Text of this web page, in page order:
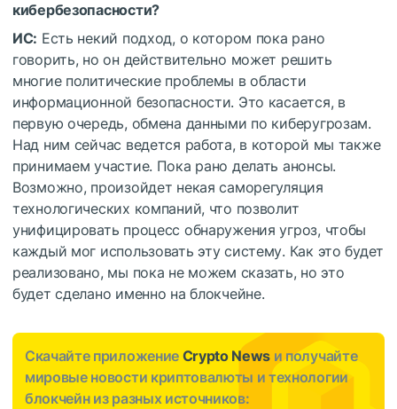
кибербезопасности?
ИС: Есть некий подход, о котором пока рано
говорить, но он действительно может решить
многие политические проблемы в области
информационной безопасности. Это касается, в
первую очередь, обмена данными по киберугрозам.
Над ним сейчас ведется работа, в которой мы также
принимаем участие. Пока рано делать анонсы.
Возможно, произойдет некая саморегуляция
технологических компаний, что позволит
унифицировать процесс обнаружения угроз, чтобы
каждый мог использовать эту систему. Как это будет
реализовано, мы пока не можем сказать, но это
будет сделано именно на блокчейне.
Скачайте приложение Crypto News и получайте
мировые новости криптовалюты и технологии
блокчейн из разных источников: